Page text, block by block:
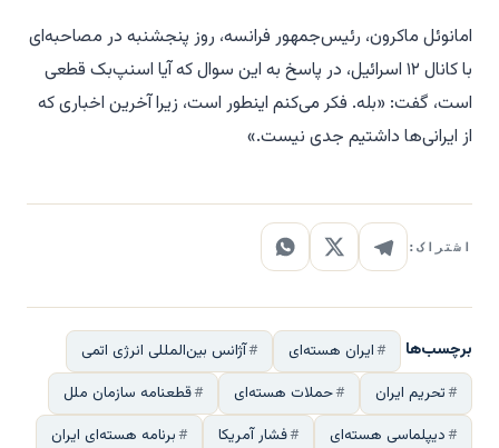
امانوئل ماکرون، رئیس‌جمهور فرانسه، روز پنجشنبه در مصاحبه‌ای
با کانال ۱۲ اسرائیل، در پاسخ به این سوال که آیا اسنپ‌بک قطعی
است، گفت: «بله. فکر می‌کنم اینطور است، زیرا آخرین اخباری که
از ایرانی‌ها داشتیم جدی نیست.»
اشتراک:
برچسب‌ها ایران هسته‌ای
آژانس بین‌المللی انرژی اتمی
تحریم ایران
حملات هسته‌ای
قطعنامه سازمان ملل
دیپلماسی هسته‌ای
فشار آمریکا برنامه هسته‌ای ایران